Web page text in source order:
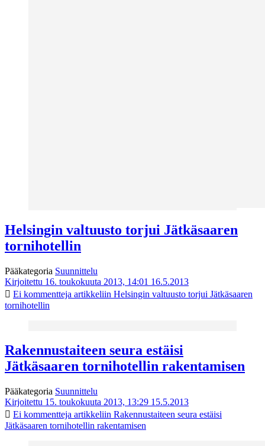
Helsingin valtuusto torjui Jätkäsaaren
tornihotellin
Pääkategoria Suunnittelu
Kirjoitettu 16. toukokuuta 2013, 14:01 16.5.2013
Ei kommentteja artikkeliin Helsingin valtuusto torjui Jätkäsaaren
tornihotellin
Rakennustaiteen seura estäisi
Jätkäsaaren tornihotellin rakentamisen
Pääkategoria Suunnittelu
Kirjoitettu 15. toukokuuta 2013, 13:29 15.5.2013
Ei kommentteja artikkeliin Rakennustaiteen seura estäisi
Jätkäsaaren tornihotellin rakentamisen